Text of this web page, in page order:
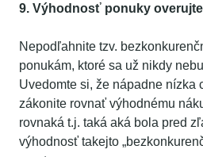
9. Výhodnosť ponuky overujte
Nepodľahnite tzv.
ponukám, ktoré sa už nikdy
Uvedomte si, že nápadne nízka
zákonite rovnať výhodnému
rovnaká t.j. taká aká bola pred
výhodnosť takejto